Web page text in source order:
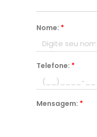
Nome: *
Telefone: *
Mensagem: *